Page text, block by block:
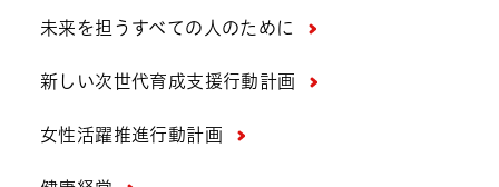
未来を担うすべての人のために
新しい次世代育成支援行動計画
女性活躍推進行動計画